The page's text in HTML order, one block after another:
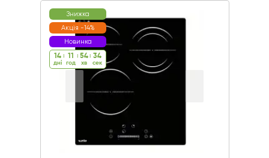
Знижка
Акція -14%
Новинка
14
дні
: 11
год
: 54
хв
: 33
cек